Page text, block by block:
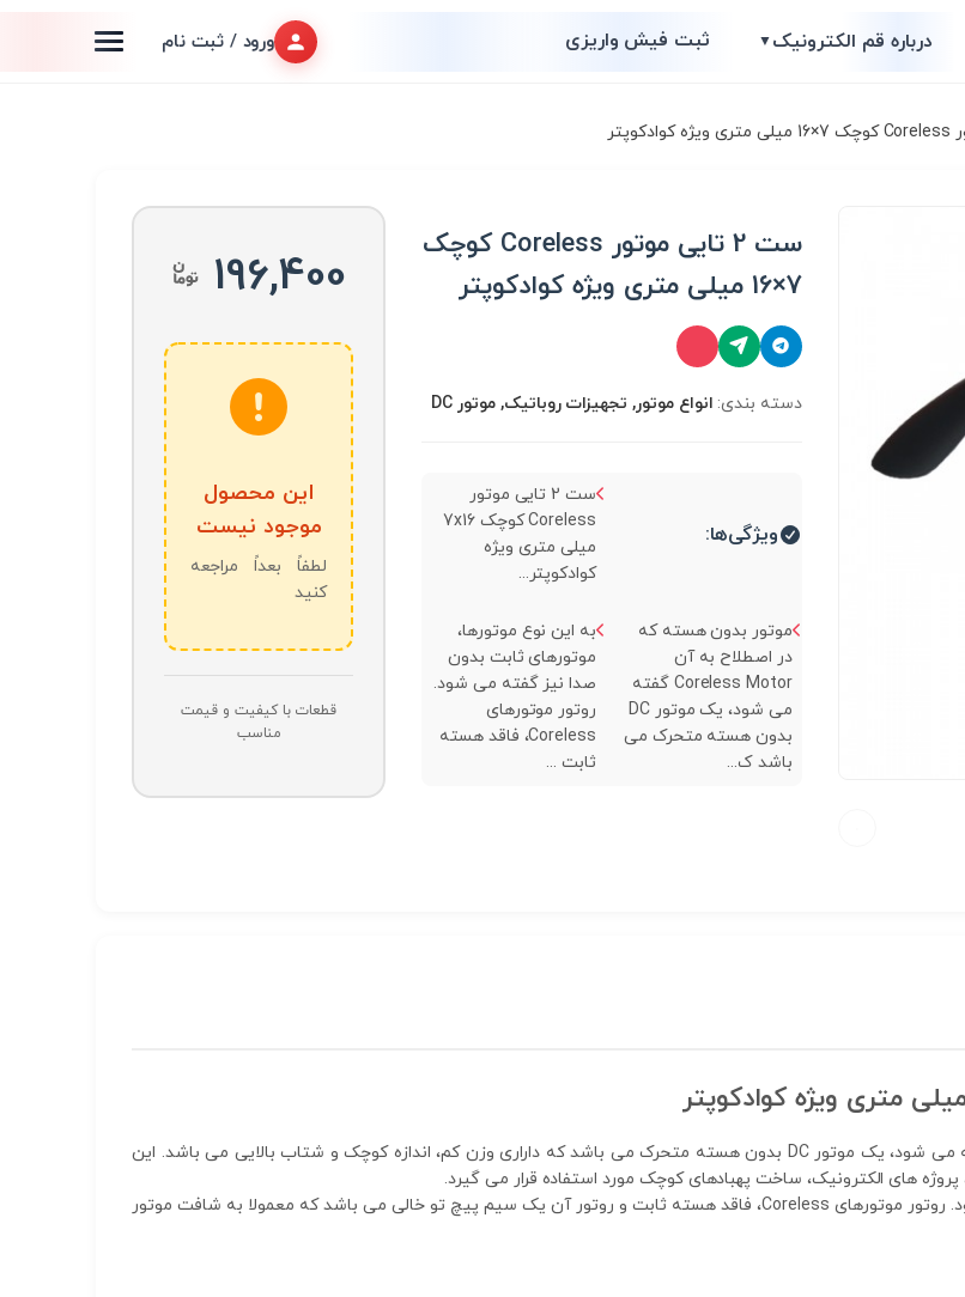
درباره قم الکترونیک▼ ثبت فیش واریزی ورود / ثبت نام
ست 2 تایی موتور Coreless کوچک
7×16 میلی متری ویژه کوادکوپتر
دسته بندی: انواع موتور, تجهیزات روباتیک, موتور DC
ویژگی‌ها:
ست 2 تایی موتور
Coreless کوچک 7x16
میلی متری ویژه
کوادکوپتر...
موتور بدون هسته که
در اصطلاح به آن
Coreless Motor گفته
می شود، یک موتور DC
بدون هسته متحرک می
باشد ک...
به این نوع موتورها،
موتورهای ثابت بدون
صدا نیز گفته می شود.
روتور موتورهای
Coreless، فاقد هسته
ثابت ...
196,400
این محصول
موجود نیست
لطفاً بعداً مراجعه
کنید
قطعات با کیفیت و قیمت
مناسب
موتور بدون هسته که در اصطلاح به آن Coreless Motor گفته می شود، یک موتور DC بدون هسته متحرک می باشد که داراری وزن کم، اندازه کوچک و شتاب بالایی می باشد. این
های الکترونیک، ساخت پهبادهای کوچک مورد استفاده قرار می گیرد.
به این نوع موتورها، موتورهای ثابت بدون صدا نیز گفته می شود. روتور موتورهای Coreless، فاقد هسته ثابت و روتور آن یک سیم پیچ تو خالی می باشد که معمولا به شافت موتور